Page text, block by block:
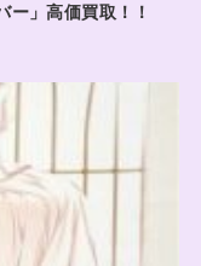
」高価買取！！